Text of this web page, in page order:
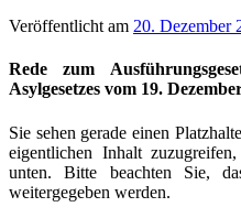
Veröffentlicht am 20. Dezember
Rede zum
Asylgesetzes vom 19.
Sie sehen gerade einen
eigentlichen Inhalt
unten. Bitte beachten Sie,
weitergegeben werden.